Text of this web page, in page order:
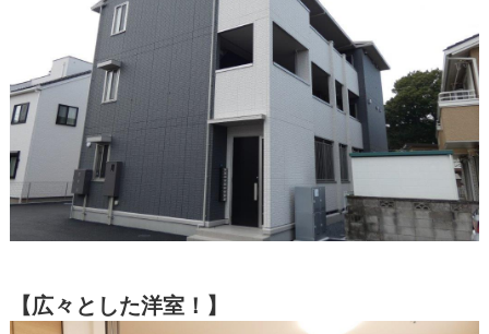
【広々とした洋室！】